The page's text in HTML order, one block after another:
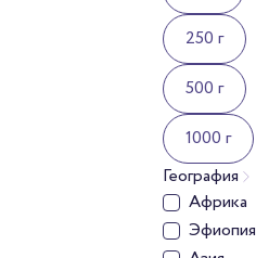
250 г
500 г
1000 г
География
Африка
Эфиопия